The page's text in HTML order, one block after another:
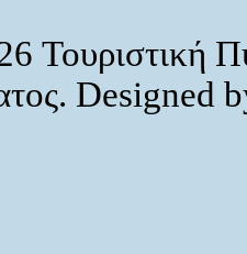
Τουριστική
Designed